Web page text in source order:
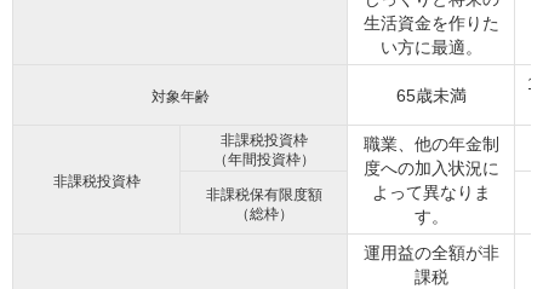
生活資金を作りた
い方に最適。
対象年齢 65歳未満
非課税投資枠
非課税投資枠
（年間投資枠）
職業、他の年金制
度への加入状況に
よって異なりま
す。
非課税保有限度額
（総枠）
運用益の全額が非
課税